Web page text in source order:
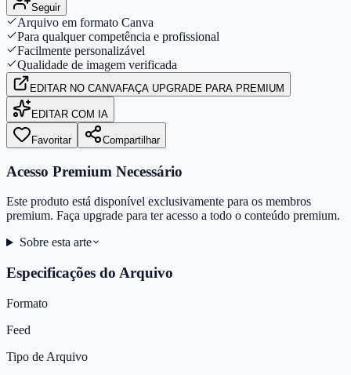
Seguir
Arquivo em formato Canva
Para qualquer competência e profissional
Facilmente personalizável
Qualidade de imagem verificada
EDITAR NO CANVAFAÇA UPGRADE PARA PREMIUM
EDITAR COM IA
Favoritar Compartilhar
Acesso Premium Necessário
Este produto está disponível exclusivamente para os membros
premium. Faça upgrade para ter acesso a todo o conteúdo premium.
Sobre esta arte
Especificações do Arquivo
Formato
Feed
Tipo de Arquivo